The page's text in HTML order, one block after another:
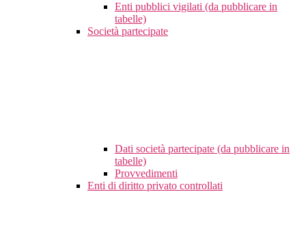
Enti pubblici vigilati (da pubblicare in
tabelle)
Società partecipate
Dati società partecipate (da pubblicare in
tabelle)
Provvedimenti
Enti di diritto privato controllati